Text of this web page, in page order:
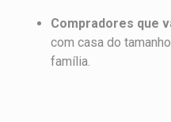
Compradores que
com casa do
família.